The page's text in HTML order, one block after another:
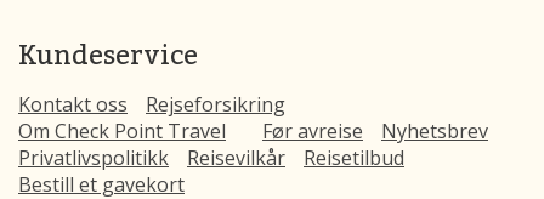
Kundeservice
Kontakt oss
Rejseforsikring
Om Check Point Travel
Før avreise
Nyhetsbrev
Privatlivspolitikk
Reisevilkår
Reisetilbud
Bestill et gavekort